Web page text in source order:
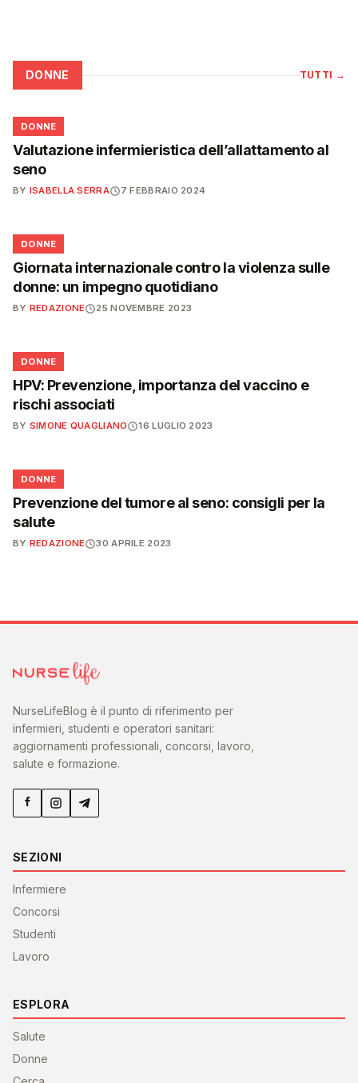
DONNE TUTTI →
🌸
DONNE
Valutazione infermieristica dell’allattamento al
seno
BY ISABELLA SERRA 7 FEBBRAIO 2024
🌸
DONNE
Giornata internazionale contro la violenza sulle
donne: un impegno quotidiano
BY REDAZIONE 25 NOVEMBRE 2023
🌸
DONNE
HPV: Prevenzione, importanza del vaccino e
rischi associati
BY SIMONE QUAGLIANO 16 LUGLIO 2023
🌸
DONNE
Prevenzione del tumore al seno: consigli per la
salute
BY REDAZIONE 30 APRILE 2023
NurseLifeBlog è il punto di riferimento per
infermieri, studenti e operatori sanitari:
aggiornamenti professionali, concorsi, lavoro,
salute e formazione.
SEZIONI
Infermiere
Concorsi
Studenti
Lavoro
ESPLORA
Salute
Donne